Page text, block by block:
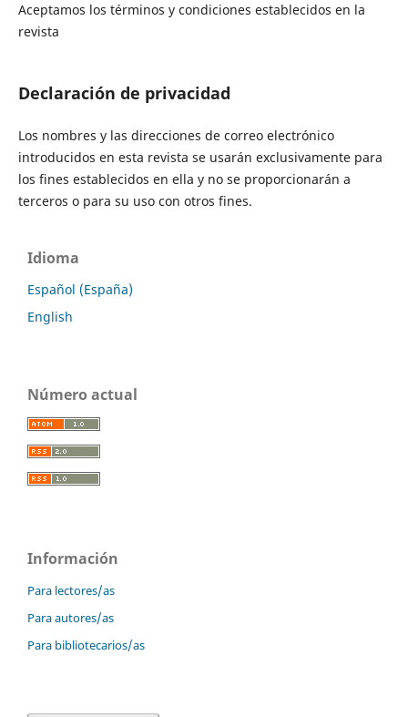
Aceptamos los términos y condiciones establecidos en la
revista
Declaración de privacidad
Los nombres y las direcciones de correo electrónico
introducidos en esta revista se usarán exclusivamente para
los fines establecidos en ella y no se proporcionarán a
terceros o para su uso con otros fines.
Idioma
Español (España)
English
Número actual
Información
Para lectores/as
Para autores/as
Para bibliotecarios/as